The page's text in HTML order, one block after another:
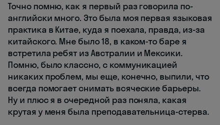
Точно помню, как я первый раз говорила по-
английски много. Это была моя первая языковая
практика в Китае, куда я поехала, правда, из-за
китайского. Мне было 18, в каком-то баре я
встретила ребят из Австралии и Мексики.
Помню, было классно, с коммуникацией
никаких проблем, мы еще, конечно, выпили, что
всегда помогает снимать всяческие барьеры.
Ну и плюс я в очередной раз поняла, какая
крутая у меня была преподавательница-стерва.